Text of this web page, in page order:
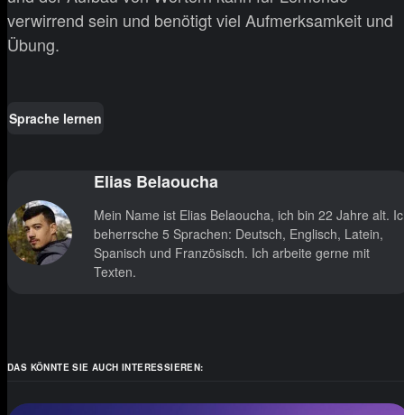
verwirrend sein und benötigt viel Aufmerksamkeit und
Übung.
Sprache lernen
Elias Belaoucha
Mein Name ist Elias Belaoucha, ich bin 22 Jahre alt.
beherrsche 5 Sprachen: Deutsch, Englisch, Latein,
Spanisch und Französisch. Ich arbeite gerne mit
Texten.
DAS KÖNNTE SIE AUCH INTERESSIEREN: